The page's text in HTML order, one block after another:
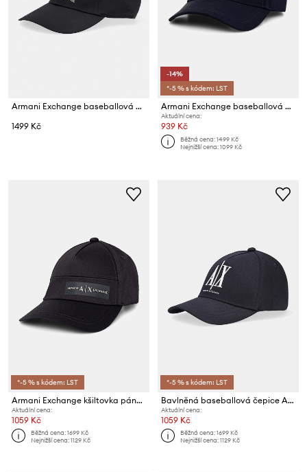
Armani Exchange baseballová čepice pánská bavlněná
1499 Kč
-14%
*-5 % s kódem: LST
Armani Exchange baseballová čepice pánská
Aktuální cena:
939 Kč
Běžná cena:1499 Kč
Nejnižší cena:1099 Kč
*-5 % s kódem: LST
Armani Exchange kšiltovka pánská bavlněná
Aktuální cena:
1059 Kč
Běžná cena:1699 Kč
Nejnižší cena:1129 Kč
*-5 % s kódem: LST
Bavlněná baseballová čepice Armani Exchange
Aktuální cena:
1059 Kč
Běžná cena:1699 Kč
Nejnižší cena:1129 Kč